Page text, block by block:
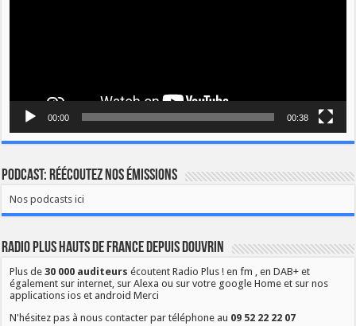
00:00 00:38
Podcast: Réécoutez nos émissions
Nos podcasts ici
Radio Plus Hauts de France depuis Douvrin
Plus de30 000 auditeurs écoutent Radio Plus ! en fm , en DAB+ et
également sur internet, sur Alexa ou sur votre google Home et sur nos
applications ios et android Merci
N'hésitez pas à nous contacter par téléphone au 09 52 22 22 07